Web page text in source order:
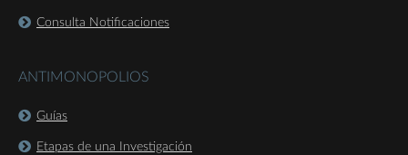
Consulta Notificaciones
ANTIMONOPOLIOS
Guías
Etapas de una Investigación